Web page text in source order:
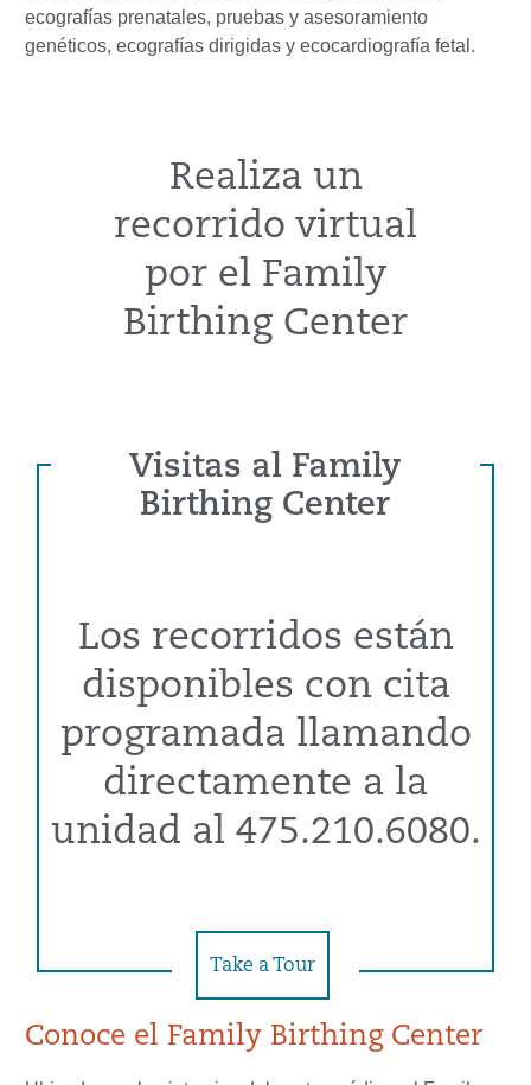
ecografías prenatales, pruebas y asesoramiento
genéticos, ecografías dirigidas y ecocardiografía fetal.
Realiza un
recorrido virtual
por el Family
Birthing Center
Visitas al Family
Birthing Center
Los recorridos están
disponibles con cita
programada llamando
directamente a la
unidad al 475.210.6080.
Take a Tour
Conoce el Family Birthing Center